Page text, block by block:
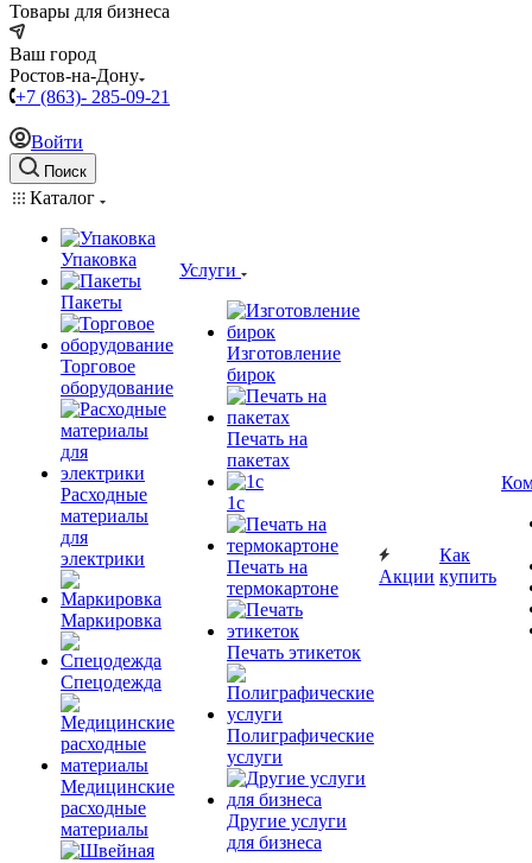
Товары для бизнеса
Ваш город
Ростов-на-Дону
+7 (863)- 285-09-21
Войти
Поиск
Каталог
Упаковка
Пакеты
Торговое
оборудование
Расходные
материалы
для
электрики
Маркировка
Спецодежда
Медицинские
расходные
материалы
Услуги
Изготовление
бирок
Печать на
пакетах
1c
Печать на
термокартоне
Печать этикеток
Полиграфические
услуги
Другие услуги
для бизнеса
Акции
Как
купить